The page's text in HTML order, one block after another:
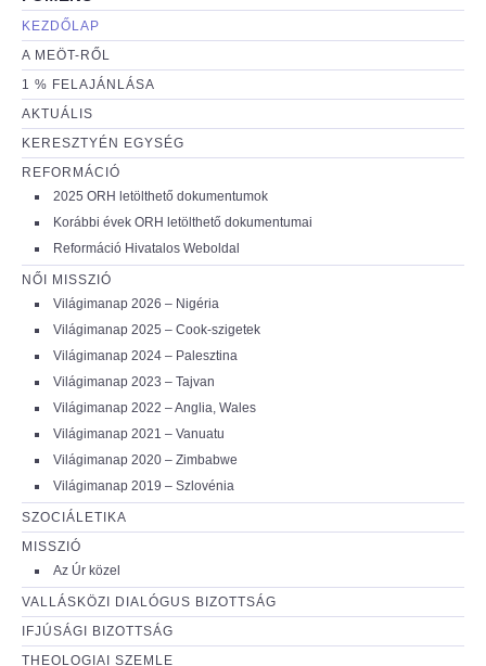
KEZDŐLAP
A MEÖT-RŐL
1 % FELAJÁNLÁSA
AKTUÁLIS
KERESZTYÉN EGYSÉG
REFORMÁCIÓ
2025 ORH letölthető dokumentumok
Korábbi évek ORH letölthető dokumentumai
Reformáció Hivatalos Weboldal
NŐI MISSZIÓ
Világimanap 2026 – Nigéria
Világimanap 2025 – Cook-szigetek
Világimanap 2024 – Palesztina
Világimanap 2023 – Tajvan
Világimanap 2022 – Anglia, Wales
Világimanap 2021 – Vanuatu
Világimanap 2020 – Zimbabwe
Világimanap 2019 – Szlovénia
SZOCIÁLETIKA
MISSZIÓ
Az Úr közel
VALLÁSKÖZI DIALÓGUS BIZOTTSÁG
IFJÚSÁGI BIZOTTSÁG
THEOLOGIAI SZEMLE